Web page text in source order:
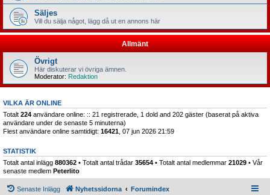
Säljes
Vill du sälja något, lägg då ut en annons här
Allmänt
Övrigt
Här diskuterar vi övriga ämnen.
Moderator: Redaktion
VILKA ÄR ONLINE
Totalt 224 användare online: :: 21 registrerade, 1 dold and 202 gäster (baserat på aktiva
användare under de senaste 5 minuterna)
Flest användare online samtidigt: 16421 , 07 jun 2026 21:59
STATISTIK
Totalt antal inlägg 880362 • Totalt antal trådar 35654 • Totalt antal medlemmar 21029 • Vår
senaste medlem Peterlito
Senaste Inlägg Nyhetssidorna Forumindex